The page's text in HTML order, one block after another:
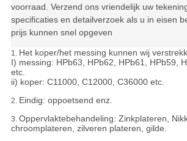
voorraad. Verzend ons vriendelijk uw
specificaties en detailverzoek als u in eisen
prijs kunnen snel opgeven
1. Het koper/het messing kunnen wij
I) messing: HPb63, HPb62, HPb61, HPb59,
etc.
ii) koper: C11000, C12000, C36000 etc.
2. Eindig: oppoetsend enz.
3. Oppervlaktebehandeling: Zinkplateren,
chroomplateren, zilveren plateren, gilde.